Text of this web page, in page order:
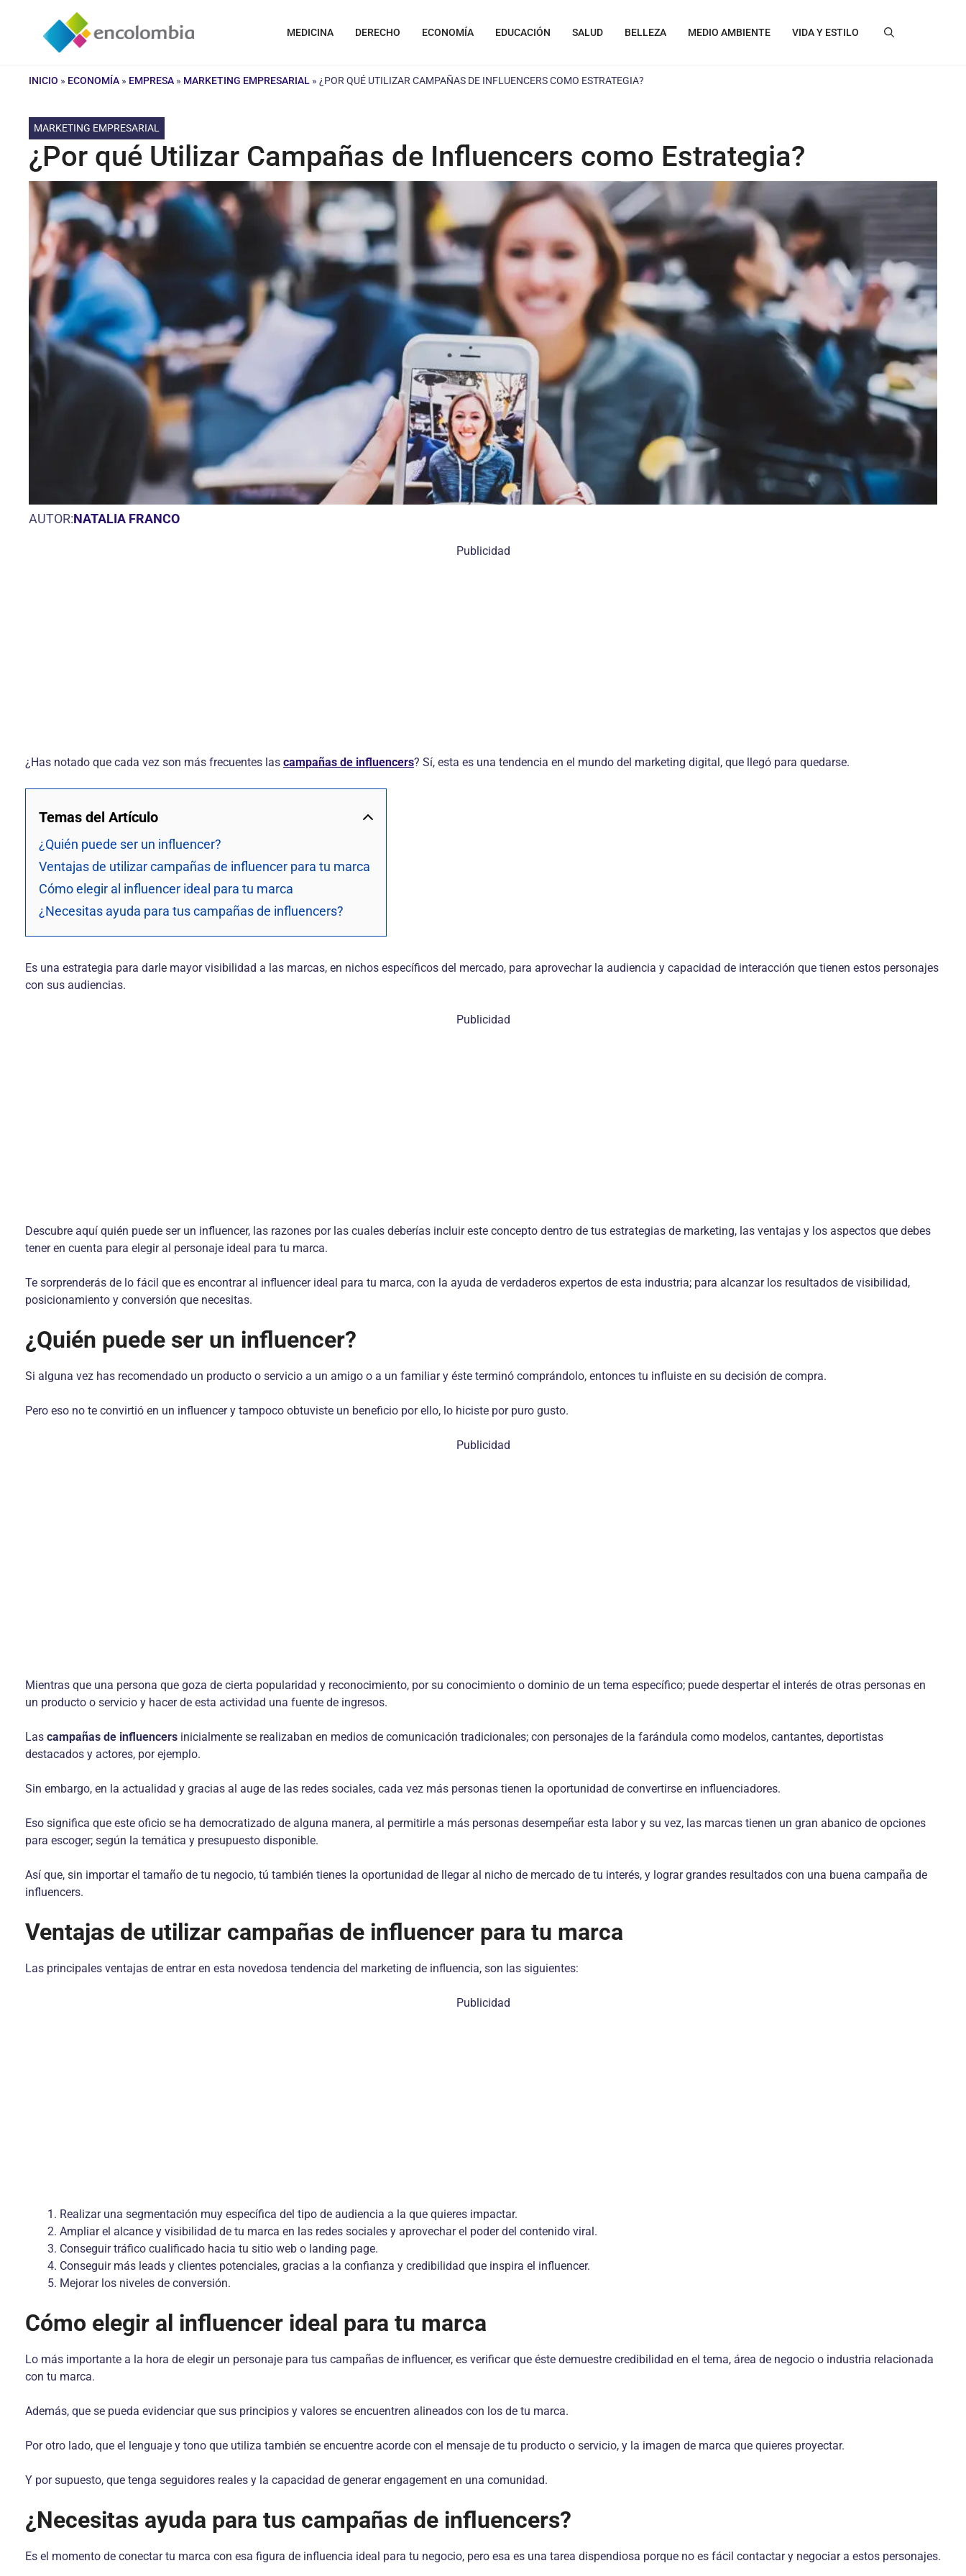
contenido
MEDICINA DERECHO ECONOMÍA EDUCACIÓN SALUD BELLEZA MEDIO AMBIENTE VIDA Y ESTILO
INICIO » ECONOMÍA » EMPRESA » MARKETING EMPRESARIAL » ¿POR QUÉ UTILIZAR CAMPAÑAS DE INFLUENCERS COMO ESTRATEGIA?
MARKETING EMPRESARIAL
¿Por qué Utilizar Campañas de Influencers como Estrategia?
AUTOR:NATALIA FRANCO
Publicidad
¿Has notado que cada vez son más frecuentes las campañas de influencers? Sí, esta es una tendencia en el mundo del marketing digital, que llegó para quedarse.
Temas del Artículo
¿Quién puede ser un influencer?
Ventajas de utilizar campañas de influencer para tu marca
Cómo elegir al influencer ideal para tu marca
¿Necesitas ayuda para tus campañas de influencers?
Es una estrategia para darle mayor visibilidad a las marcas, en nichos específicos del mercado, para aprovechar la audiencia y capacidad de interacción que tienen estos personajes
con sus audiencias.
Publicidad
Descubre aquí quién puede ser un influencer, las razones por las cuales deberías incluir este concepto dentro de tus estrategias de marketing, las ventajas y los aspectos que debes
tener en cuenta para elegir al personaje ideal para tu marca.
Te sorprenderás de lo fácil que es encontrar al influencer ideal para tu marca, con la ayuda de verdaderos expertos de esta industria; para alcanzar los resultados de visibilidad,
posicionamiento y conversión que necesitas.
¿Quién puede ser un influencer?
Si alguna vez has recomendado un producto o servicio a un amigo o a un familiar y éste terminó comprándolo, entonces tu influiste en su decisión de compra.
Pero eso no te convirtió en un influencer y tampoco obtuviste un beneficio por ello, lo hiciste por puro gusto.
Publicidad
Mientras que una persona que goza de cierta popularidad y reconocimiento, por su conocimiento o dominio de un tema específico; puede despertar el interés de otras personas en
un producto o servicio y hacer de esta actividad una fuente de ingresos.
Las campañas de influencers inicialmente se realizaban en medios de comunicación tradicionales; con personajes de la farándula como modelos, cantantes, deportistas
destacados y actores, por ejemplo.
Sin embargo, en la actualidad y gracias al auge de las redes sociales, cada vez más personas tienen la oportunidad de convertirse en influenciadores.
Eso significa que este oficio se ha democratizado de alguna manera, al permitirle a más personas desempeñar esta labor y su vez, las marcas tienen un gran abanico de opciones
para escoger; según la temática y presupuesto disponible.
Así que, sin importar el tamaño de tu negocio, tú también tienes la oportunidad de llegar al nicho de mercado de tu interés, y lograr grandes resultados con una buena campaña de
influencers.
Ventajas de utilizar campañas de influencer para tu marca
Las principales ventajas de entrar en esta novedosa tendencia del marketing de influencia, son las siguientes:
Publicidad
Realizar una segmentación muy específica del tipo de audiencia a la que quieres impactar.
Ampliar el alcance y visibilidad de tu marca en las redes sociales y aprovechar el poder del contenido viral.
Conseguir tráfico cualificado hacia tu sitio web o landing page.
Conseguir más leads y clientes potenciales, gracias a la confianza y credibilidad que inspira el influencer.
Mejorar los niveles de conversión.
Cómo elegir al influencer ideal para tu marca
Lo más importante a la hora de elegir un personaje para tus campañas de influencer, es verificar que éste demuestre credibilidad en el tema, área de negocio o industria relacionada
con tu marca.
Además, que se pueda evidenciar que sus principios y valores se encuentren alineados con los de tu marca.
Por otro lado, que el lenguaje y tono que utiliza también se encuentre acorde con el mensaje de tu producto o servicio, y la imagen de marca que quieres proyectar.
Y por supuesto, que tenga seguidores reales y la capacidad de generar engagement en una comunidad.
¿Necesitas ayuda para tus campañas de influencers?
Es el momento de conectar tu marca con esa figura de influencia ideal para tu negocio, pero esa es una tarea dispendiosa porque no es fácil contactar y negociar a estos personajes.